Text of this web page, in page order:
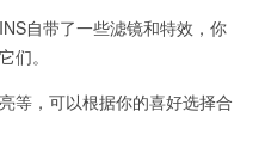
自带了一些滤镜和特效，你
们。
，可以根据你的喜好选择合